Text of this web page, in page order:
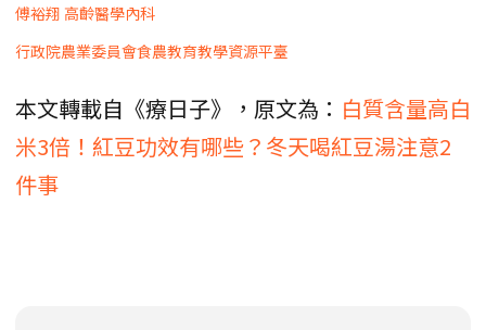
傅裕翔 高齡醫學內科
行政院農業委員會食農教育教學資源平臺
本文轉載自《療日子》，原文為： 白質含量高白
米3倍！紅豆功效有哪些？冬天喝紅豆湯注意2
件事